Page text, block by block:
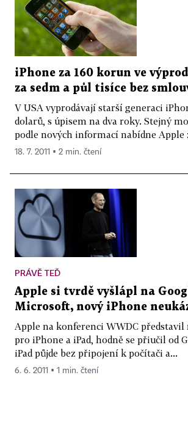
iPhone za 160 korun ve
za sedm a půl tisíce bez
V USA vyprodávají starší generaci
dolarů, s úpisem na dva roky. Stejný
podle nových informací nabídne Apple
18. 7. 2011 ▪ 2 min. čtení
PRÁVĚ TEĎ
Apple si tvrdě vyšlápl na
Microsoft, nový iPhone
Apple na konferenci WWDC představil
pro iPhone a iPad, hodně se přiučil od
iPad půjde bez připojení k počítači a...
6. 6. 2011 ▪ 1 min. čtení